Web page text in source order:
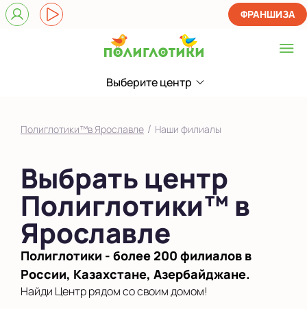
Выберите центр
Выберите центр
на Володарского
Показать на карте
Выбрать другой город
ФРАНШИЗА
Полиглотики™в Ярославле / Наши филиалы
Выбрать центр
Полиглотики™ в
Ярославле
Полиглотики - более 200 филиалов в
России, Казахстане, Азербайджане.
Найди Центр рядом со своим домом!